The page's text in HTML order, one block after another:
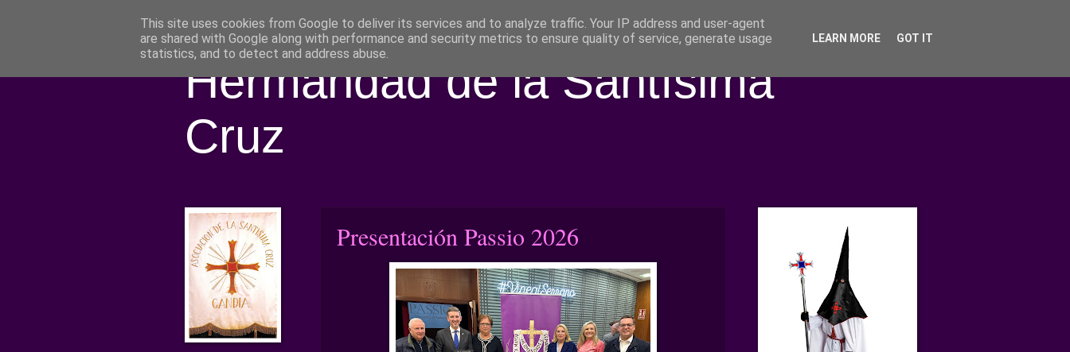
Hermandad de la Santísima
Cruz
Presentación Passio 2026
This site uses cookies from Google to deliver its services and to analyze traffic. Your IP address and user-agent
are shared with Google along with performance and security metrics to ensure quality of service, generate usage
statistics, and to detect and address abuse.
LEARN MORE GOT IT